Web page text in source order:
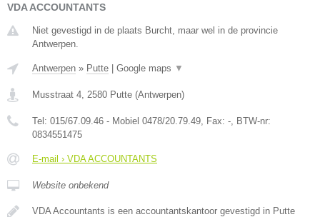
VDA ACCOUNTANTS
Niet gevestigd in de plaats Burcht, maar wel in de provincie
Antwerpen.
Antwerpen » Putte | Google maps ▼
Musstraat 4 2580 Putte (Antwerpen)
Tel: 015/67.09.46 - Mobiel 0478/20.79.49 , Fax: - , BTW-nr:
0834551475
E-mail › VDA ACCOUNTANTS
Website onbekend
VDA Accountants is een accountantskantoor gevestigd in Putte